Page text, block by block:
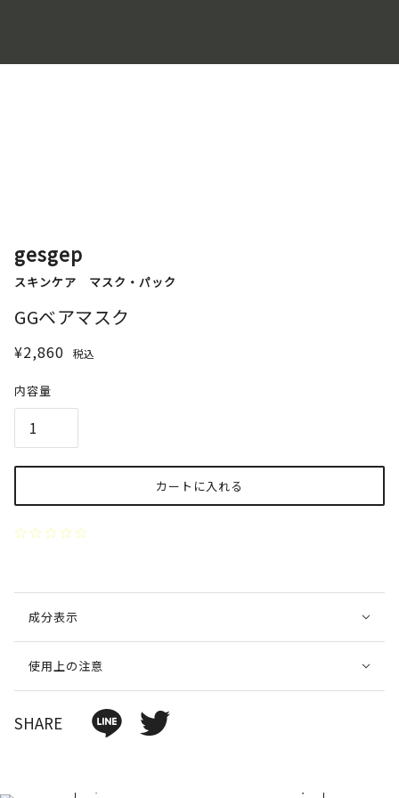
gesgep
スキンケア マスク・パック
GGベアマスク
¥2,860 税込
内容量
カートに入れる
成分表示
使用上の注意
SHARE